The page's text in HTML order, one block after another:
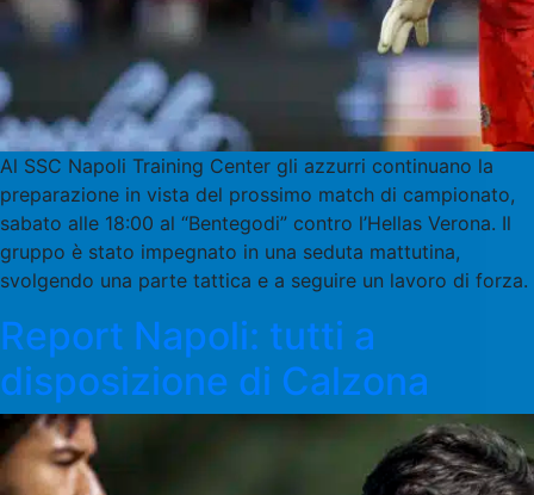
Al SSC Napoli Training Center gli azzurri continuano la
preparazione in vista del prossimo match di campionato,
sabato alle 18:00 al “Bentegodi” contro l’Hellas Verona. Il
gruppo è stato impegnato in una seduta mattutina,
svolgendo una parte tattica e a seguire un lavoro di forza.
Report Napoli: tutti a
disposizione di Calzona